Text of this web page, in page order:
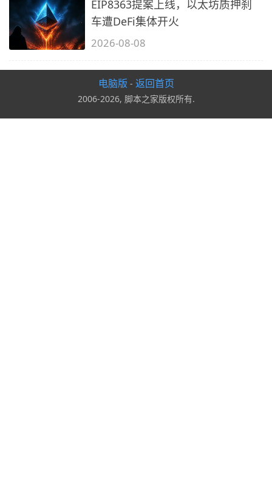
EIP8363提案上线，以太坊质押刹
车遭DeFi集体开火
2026-08-08
电脑版 - 返回首页
2006-2026, 脚本之家版权所有.